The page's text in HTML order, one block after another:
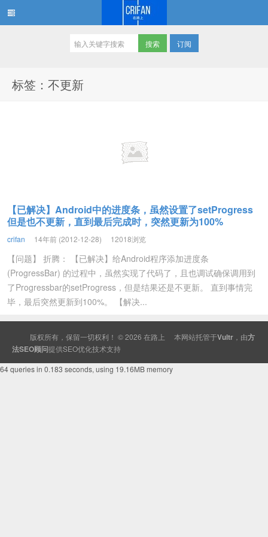
订阅
标签：不更新
【已解决】Android中的进度条，虽然设置了setProgress
但是也不更新，直到最后完成时，突然更新为100%
crifan 14年前 (2012-12-28) 12018浏览
【问题】 折腾： 【已解决】给Android程序添加进度条
(ProgressBar) 的过程中，虽然实现了代码了，且也调试确保调用到
了Progressbar的setProgress，但是结果还是不更新。 直到事情完
毕，最后突然更新到100%。 【解决...
版权所有，保留一切权利！ © 2026 在路上 本网站托管于Vultr ，由方
法SEO顾问提供SEO优化技术支持
64 queries in 0.183 seconds, using 19.16MB memory